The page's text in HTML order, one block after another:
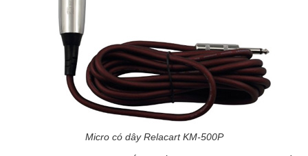
Micro có dây Relacart KM-500P